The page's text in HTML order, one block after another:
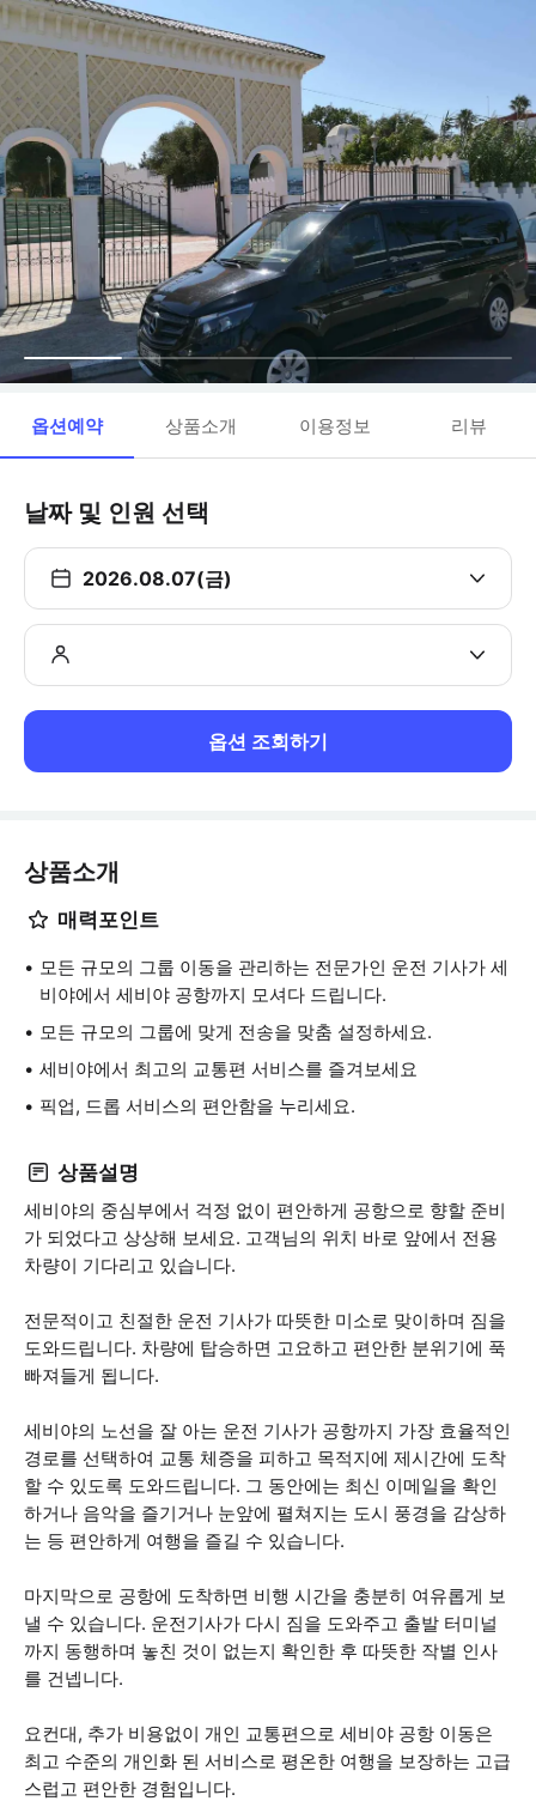
옵션예약 상품소개 이용정보 리뷰
날짜 및 인원 선택
2026.08.07(금)
옵션 조회하기
상품소개
매력포인트
모든 규모의 그룹 이동을 관리하는 전문가인 운전 기사가 세
비야에서 세비야 공항까지 모셔다 드립니다.
모든 규모의 그룹에 맞게 전송을 맞춤 설정하세요.
세비야에서 최고의 교통편 서비스를 즐겨보세요
픽업, 드롭 서비스의 편안함을 누리세요.
상품설명
세비야의 중심부에서 걱정 없이 편안하게 공항으로 향할 준비
가 되었다고 상상해 보세요. 고객님의 위치 바로 앞에서 전용
차량이 기다리고 있습니다.
전문적이고 친절한 운전 기사가 따뜻한 미소로 맞이하며 짐을
도와드립니다. 차량에 탑승하면 고요하고 편안한 분위기에 푹
빠져들게 됩니다.
세비야의 노선을 잘 아는 운전 기사가 공항까지 가장 효율적인
경로를 선택하여 교통 체증을 피하고 목적지에 제시간에 도착
할 수 있도록 도와드립니다. 그 동안에는 최신 이메일을 확인
하거나 음악을 즐기거나 눈앞에 펼쳐지는 도시 풍경을 감상하
는 등 편안하게 여행을 즐길 수 있습니다.
마지막으로 공항에 도착하면 비행 시간을 충분히 여유롭게 보
낼 수 있습니다. 운전기사가 다시 짐을 도와주고 출발 터미널
까지 동행하며 놓친 것이 없는지 확인한 후 따뜻한 작별 인사
를 건넵니다.
요컨대, 추가 비용없이 개인 교통편으로 세비야 공항 이동은
최고 수준의 개인화 된 서비스로 평온한 여행을 보장하는 고급
스럽고 편안한 경험입니다.